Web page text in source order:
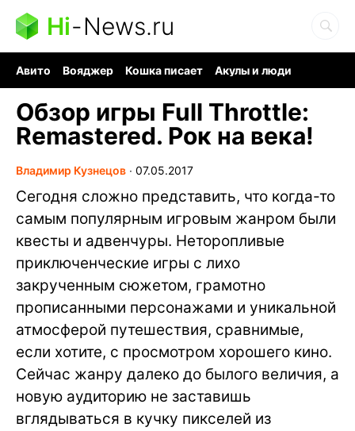
Hi-News.ru
Авито Вояджер Кошка писает
Акулы и люди
Обзор игры Full Throttle:
Remastered. Рок на века!
Владимир Кузнецов ∙ 07.05.2017
Сегодня сложно представить, что когда-то
самым популярным игровым жанром были
квесты и адвенчуры. Неторопливые
приключенческие игры с лихо
закрученным сюжетом, грамотно
прописанными персонажами и уникальной
атмосферой путешествия, сравнимые,
если хотите, с просмотром хорошего кино.
Сейчас жанру далеко до былого величия, а
новую аудиторию не заставишь
вглядываться в кучку пикселей из